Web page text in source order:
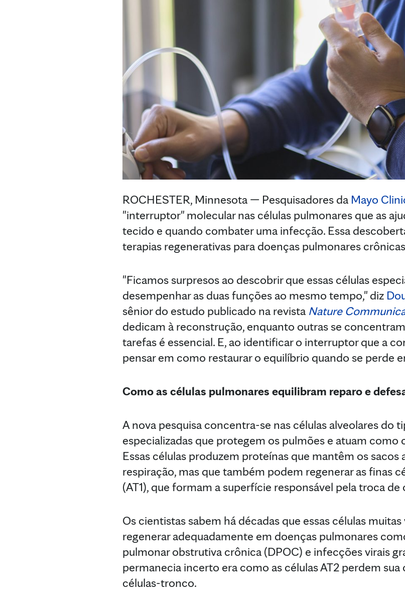
ROCHESTER, Minnesota — Pesquisadores da Mayo
"interruptor" molecular nas células pulmonares que as
tecido e quando combater uma infecção. Essa
terapias regenerativas para doenças pulmonares
"Ficamos surpresos ao descobrir que essas células
desempenhar as duas funções ao mesmo tempo," diz
sênior do estudo publicado na revista Nature
dedicam à reconstrução, enquanto outras se
tarefas é essencial. E, ao identificar o interruptor que a
pensar em como restaurar o equilíbrio quando se perde
Como as células pulmonares equilibram reparo e
A nova pesquisa concentra-se nas células alveolares do
especializadas que protegem os pulmões e atuam como
Essas células produzem proteínas que mantêm os sacos
respiração, mas que também podem regenerar as finas
(AT1), que formam a superfície responsável pela troca de
Os cientistas sabem há décadas que essas células
regenerar adequadamente em doenças pulmonares
pulmonar obstrutiva crônica (DPOC) e infecções virais
permanecia incerto era como as células AT2 perdem
células-tronco.